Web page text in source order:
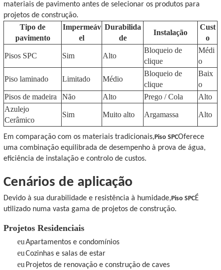
materiais de pavimento antes de selecionar os produtos para
projetos de construção.
Tipo de
pavimento
Impermeáv
el
Durabilida
de
Instalação
Cust
o
Pisos SPC Sim Alto
Bloqueio de
clique
Médi
o
Piso laminado Limitado Médio
Bloqueio de
clique
Baix
o
Pisos de madeira
Não Alto Prego / Cola
Alto
Azulejo
Cerâmico
Sim Muito alto Argamassa Alto
Em comparação com os materiais tradicionais,Piso SPCOferece
uma combinação equilibrada de desempenho à prova de água,
eficiência de instalação e controlo de custos.
Cenários de aplicação
Devido à sua durabilidade e resistência à humidade,Piso SPCÉ
utilizado numa vasta gama de projetos de construção.
Projetos Residenciais
euApartamentos e condomínios
euCozinhas e salas de estar
eu Projetos de renovação e construção de caves